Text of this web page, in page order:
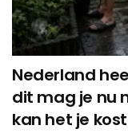
Nederland
dit mag je nu
kan het je